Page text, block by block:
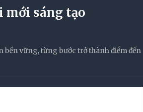
mới sáng tạo
vững, từng bước trở thành điểm đến